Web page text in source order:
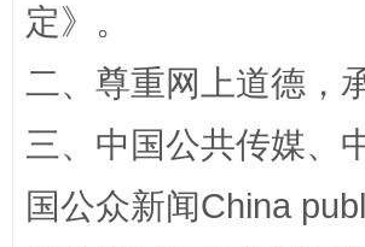
定》。
二、尊重网上道德，
三、中国公共传媒、
国公众新闻China